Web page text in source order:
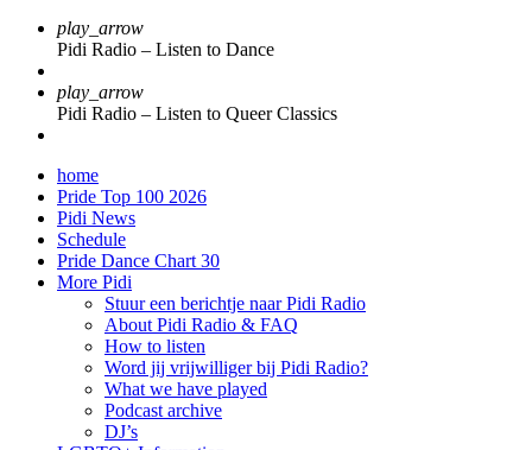
play_arrow
Pidi Radio – Listen to Dance
play_arrow
Pidi Radio – Listen to Queer Classics
home
Pride Top 100 2026
Pidi News
Schedule
Pride Dance Chart 30
More Pidi
Stuur een berichtje naar Pidi Radio
About Pidi Radio & FAQ
How to listen
Word jij vrijwilliger bij Pidi Radio?
What we have played
Podcast archive
DJ’s